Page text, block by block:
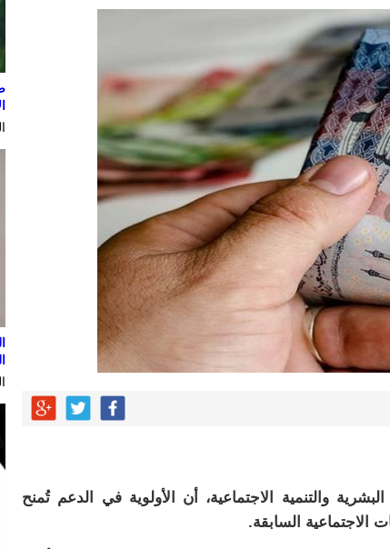
من التابعين
إلى “أثر”
التخلص منه
والتنمية الاجتماعية، أن الأولوية في الدعم تُمنح
الاجتماعية السابقة.